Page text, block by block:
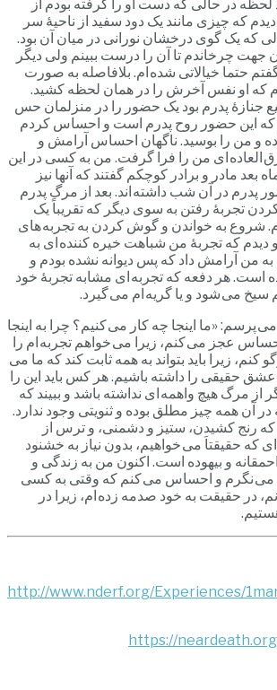
لحظه در حالی که دست او را گرفته بودم از
که چیزی مانند یک دود سفید از ناحیۀ سر
که یک گوی درخشان نورانی در میان آن بود.
جهت چرخاندم تا آن را درست ببینم ولی دیگر
حتما خیالاتی شده ام. بلافاصله به صورت
که او نفس آخرش را در همان لحظه کشید.
پدرم بود یک حضور را در منزلمان حس
این حضور روح پدرم است و احساس کردم
و من را بوسید. ناگهان احساس آرامش و
العاده ای من را فرا گرفت. من به کسی در این
بعد مادر و برادر کوچکم گفتند که آنها نیز
پدرم در آن شب داشته اند. بعد از مرگ پدرم
تجربۀ رفتن به سوی دیگر که تقریباً یک
شروع به خواندن و گوش کردن به تجربه های
که تجربۀ من شباهت خیره کننده ای به
به من آرامش داد که پس دیوانه نشده بودم و
است. هر دفعه که تجربه ای مشابه تجربۀ خود
سیخ می شود و یا گریه ام می گیرد.
پرسم: «ما اینجا چه کار می کنیم؟ چرا به اینجا
عجز می کنم، زیرا می خواهم تجربه ام را
کنم، زیرا باید بتواند به همه ثابت کند که ما می
عشق حقیقی را داشته باشیم. هر کس باید این را
از مرگ هیچ واهمه ای نداشته باشد و ببیند که
آن همه چیز مطلق بوده و ثنویتی وجود ندارد.
که رنج کشیدن، ستیز و دشمنی، و ترس از
که حقیقتاَ می خواهیم، بدون نیاز به خشنود
و بیهوده است. اکنون من به زندگی و
می نگرم و احساس می کنم که وقتی به کسی
در حقیقت به خود صدمه زده ام، زیرا در
http://www.nderf.org/Experiences/
https://